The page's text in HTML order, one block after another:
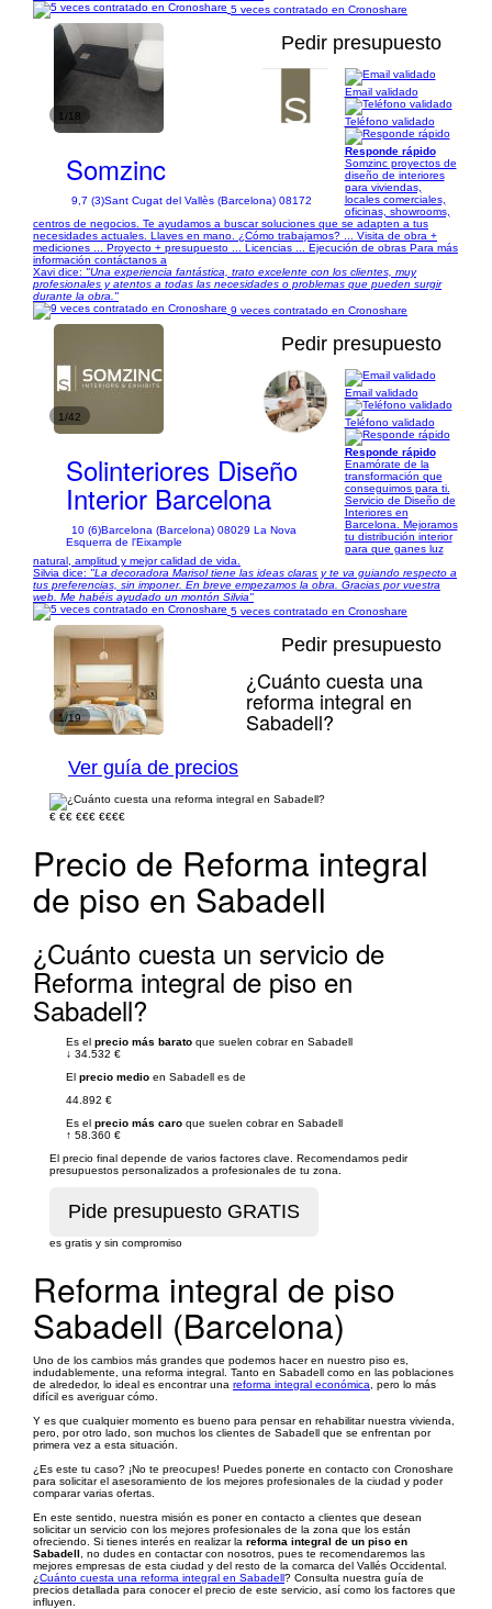
5 veces contratado en Cronoshare
1/18
Pedir presupuesto
Somzinc
9,7 (3)Sant Cugat del Vallès (Barcelona) 08172
Email validado
Teléfono validado
Responde rápido
Somzinc proyectos de
diseño de interiores
para viviendas,
locales comerciales,
oficinas, showrooms,
centros de negocios. Te ayudamos a buscar soluciones que se adapten a tus
necesidades actuales. Llaves en mano. ¿Cómo trabajamos? ... Visita de obra +
mediciones ... Proyecto + presupuesto ... Licencias ... Ejecución de obras Para más
información contáctanos a
Xavi dice: "Una experiencia fantástica, trato excelente con los clientes, muy
profesionales y atentos a todas las necesidades o problemas que pueden surgir
durante la obra."
9 veces contratado en Cronoshare
1/42
Pedir presupuesto
Solinteriores Diseño
Interior Barcelona
10 (6)Barcelona (Barcelona) 08029 La Nova
Esquerra de l'Eixample
Email validado
Teléfono validado
Responde rápido
Enamórate de la
transformación que
conseguimos para ti.
Servicio de Diseño de
Interiores en
Barcelona. Mejoramos
tu distribución interior
para que ganes luz
natural, amplitud y mejor calidad de vida.
Silvia dice: "La decoradora Marisol tiene las ideas claras y te va guiando respecto a
tus preferencias, sin imponer. En breve empezamos la obra. Gracias por vuestra
web. Me habéis ayudado un montón Silvia"
5 veces contratado en Cronoshare
1/19
Pedir presupuesto
¿Cuánto cuesta una
reforma integral en
Sabadell?
Ver guía de precios
€ €€ €€€ €€€€
Precio de Reforma integral
de piso en Sabadell
¿Cuánto cuesta un servicio de
Reforma integral de piso en
Sabadell?
Es el precio más barato que suelen cobrar en Sabadell
↓ 34.532 €
El precio medio en Sabadell es de
44.892 €
Es el precio más caro que suelen cobrar en Sabadell
↑ 58.360 €
El precio final depende de varios factores clave. Recomendamos pedir
presupuestos personalizados a profesionales de tu zona.
es gratis y sin compromiso
Reforma integral de piso
Sabadell (Barcelona)
Uno de los cambios más grandes que podemos hacer en nuestro piso es,
indudablemente, una reforma integral. Tanto en Sabadell como en las poblaciones
de alrededor, lo ideal es encontrar una reforma integral económica , pero lo más
difícil es averiguar cómo.
Y es que cualquier momento es bueno para pensar en rehabilitar nuestra vivienda,
pero, por otro lado, son muchos los clientes de Sabadell que se enfrentan por
primera vez a esta situación.
¿Es este tu caso? ¡No te preocupes! Puedes ponerte en contacto con Cronoshare
para solicitar el asesoramiento de los mejores profesionales de la ciudad y poder
comparar varias ofertas.
En este sentido, nuestra misión es poner en contacto a clientes que desean
solicitar un servicio con los mejores profesionales de la zona que los están
ofreciendo. Si tienes interés en realizar la reforma integral de un piso en
Sabadell , no dudes en contactar con nosotros, pues te recomendaremos las
mejores empresas de esta ciudad y del resto de la comarca del Vallés Occidental.
¿Cuánto cuesta una reforma integral en Sabadell? Consulta nuestra guía de
precios detallada para conocer el precio de este servicio, así como los factores que
influyen.